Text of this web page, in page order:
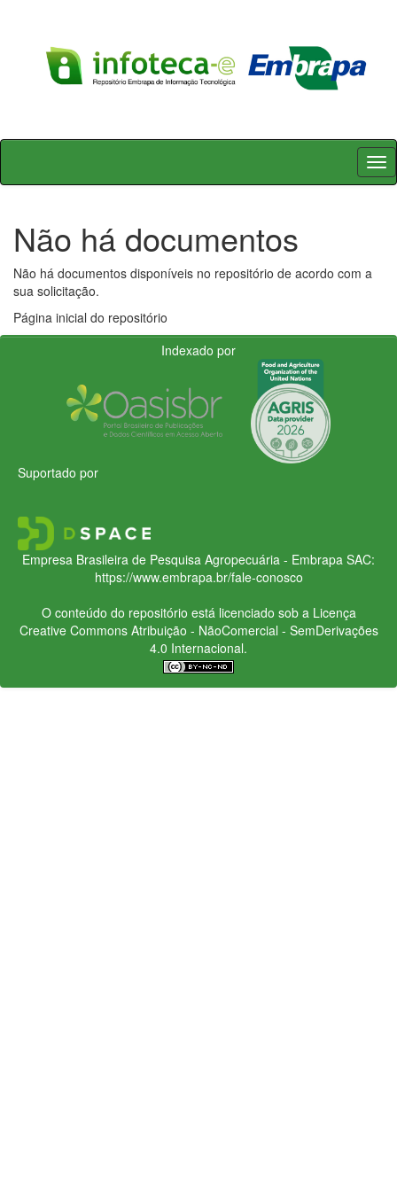
Skip
Não há documentos
Não há documentos disponíveis no repositório de acordo com a
sua solicitação.
Página inicial do repositório
Indexado por
Suportado por
Empresa Brasileira de Pesquisa Agropecuária - Embrapa SAC:
https://www.embrapa.br/fale-conosco
O conteúdo do repositório está licenciado sob a Licença
Creative CommonsAtribuição - NãoComercial - SemDerivações
4.0 Internacional.